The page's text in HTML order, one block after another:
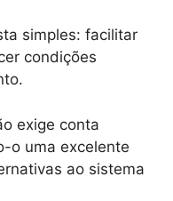
simples: facilitar
condições
exige conta
o uma excelente
ao sistema